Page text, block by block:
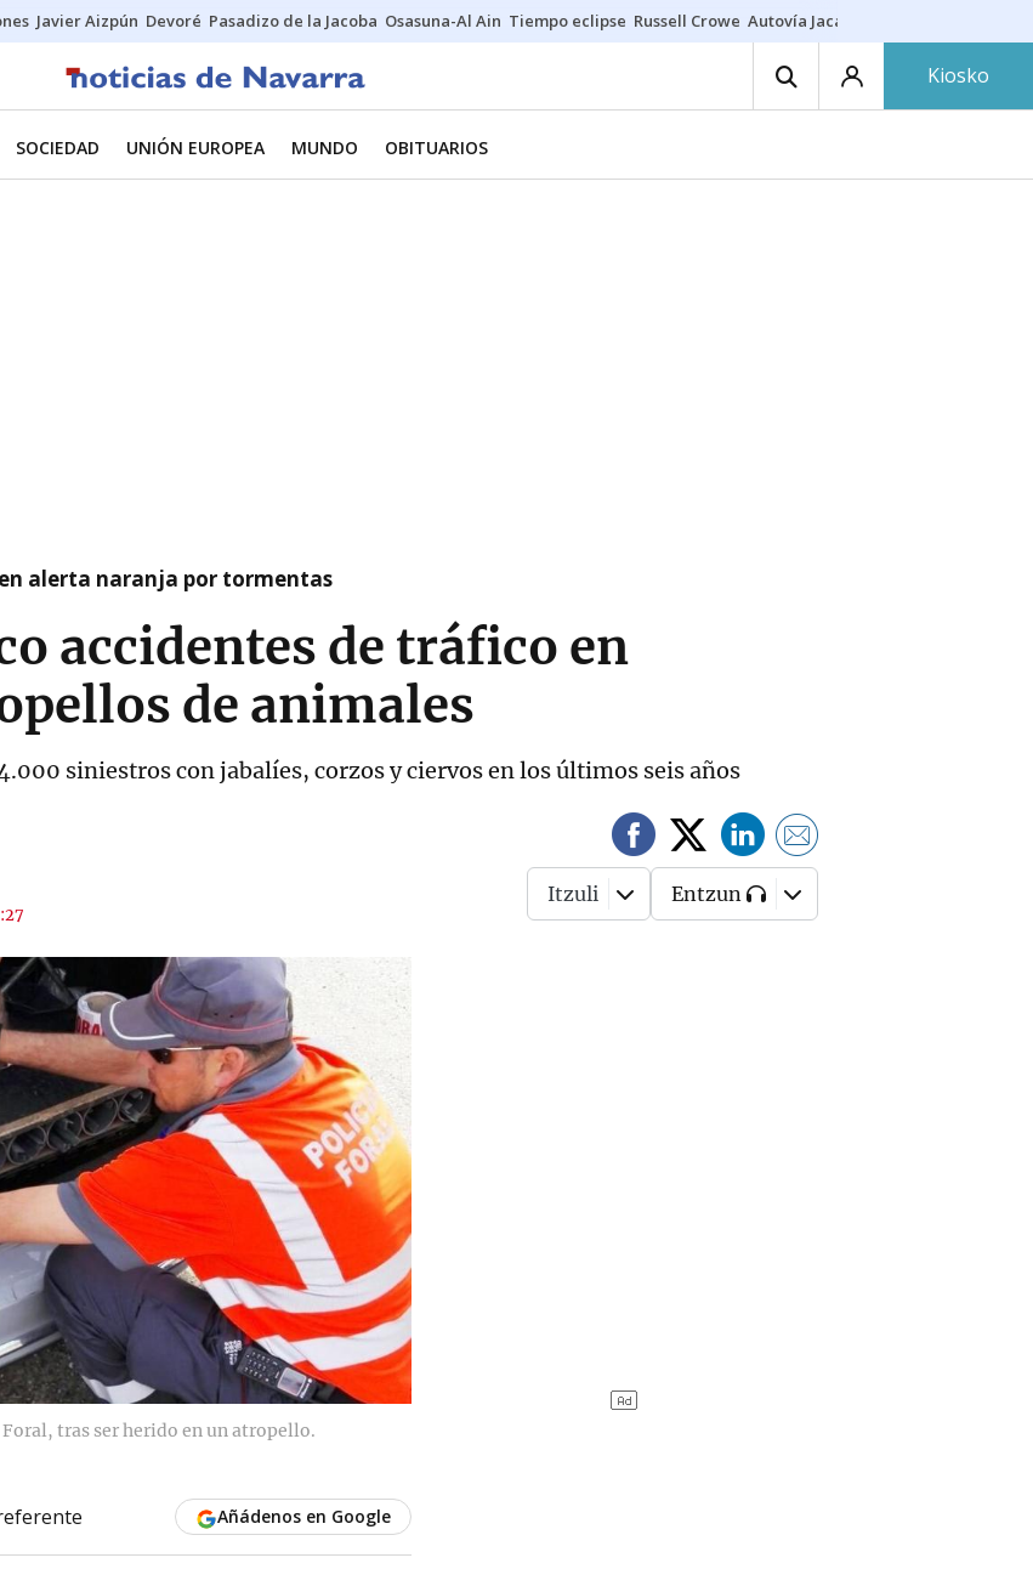
Javier Aizpún Devoré Pasadizo de la Jacoba Osasuna-Al Ain Tiempo eclipse Russell Crowe Autovía Jaca
Kiosko
SOCIEDAD UNIÓN EUROPEA MUNDO OBITUARIOS
alerta naranja por tormentas
accidentes de tráfico en
de animales
siniestros con jabalíes, corzos y ciervos en los últimos seis años
Itzuli Entzun
tras ser herido en un atropello.
Añádenos en Google